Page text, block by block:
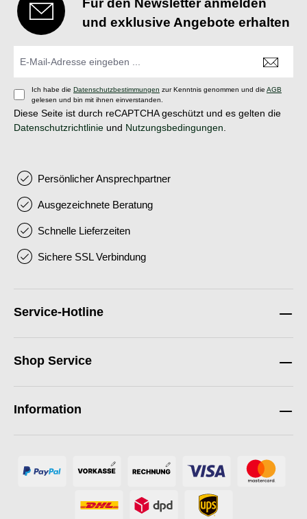
Für den Newsletter anmelden
und exklusive Angebote erhalten
Ich habe die Datenschutzbestimmungen zur Kenntnis genommen und die AGB
gelesen und bin mit ihnen einverstanden.
Diese Seite ist durch reCAPTCHA geschützt und es gelten die
Datenschutzrichtlinie und Nutzungsbedingungen
Persönlicher Ansprechpartner
Ausgezeichnete Beratung
Schnelle Lieferzeiten
Sichere SSL Verbindung
Service-Hotline
Shop Service
Information